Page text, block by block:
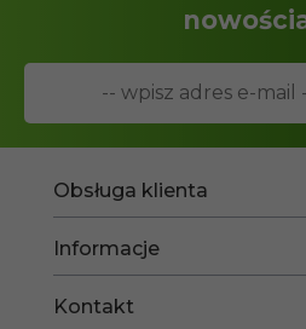
Obsługa klienta
Informacje
Kontakt